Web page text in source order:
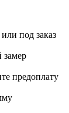
под заказ
замер
предоплату